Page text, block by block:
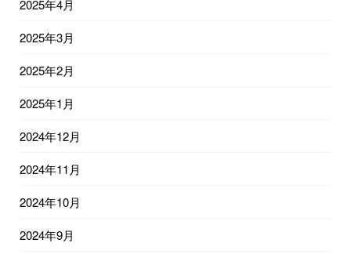
2025年4月
2025年3月
2025年2月
2025年1月
2024年12月
2024年11月
2024年10月
2024年9月